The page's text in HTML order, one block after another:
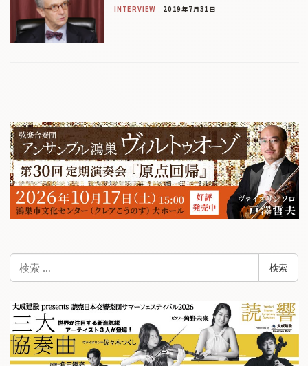
INTERVIEW 2019年7月31日
検
索
検索